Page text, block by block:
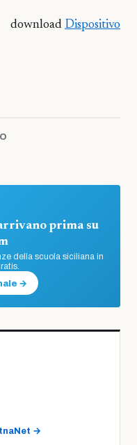
download Dispositivo
prima su
della scuola siciliana in
→
→